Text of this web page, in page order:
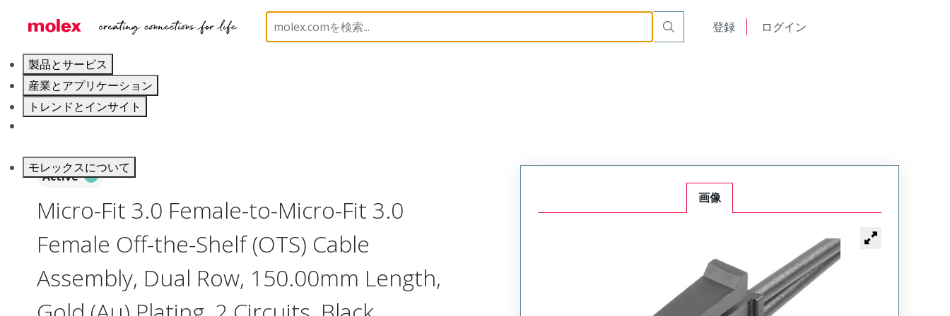
登録 ログイン
製品とサービス
産業とアプリケーション
トレンドとインサイト
モレックスについて
Power and Signal Cable Assemblies 214755 2147552021
Active
Micro-Fit 3.0 Female-to-Micro-Fit 3.0
Female Off-the-Shelf (OTS) Cable
Assembly, Dual Row, 150.00mm Length,
画像